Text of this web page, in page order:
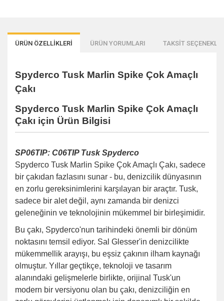
ÜRÜN ÖZELLİKLERİ ÜRÜN YORUMLARI TAKSİT
Spyderco Tusk Marlin Spike Çok Amaçlı
Çakı
Spyderco Tusk Marlin Spike Çok Amaçlı
Çakı için Ürün Bilgisi
SP06TIP: C06TIP Tusk Spyderco
Spyderco Tusk Marlin Spike Çok Amaçlı Çakı, sadece
bir çakıdan fazlasını sunar - bu, denizcilik dünyasının
en zorlu gereksinimlerini karşılayan bir araçtır. Tusk,
sadece bir alet değil, aynı zamanda bir denizci
geleneğinin ve teknolojinin mükemmel bir birleşimidir.
Bu çakı, Spyderco'nun tarihindeki önemli bir dönüm
noktasını temsil ediyor. Sal Glesser'in denizcilikte
mükemmellik arayışı, bu eşsiz çakının ilham kaynağı
olmuştur. Yıllar geçtikçe, teknoloji ve tasarım
alanındaki gelişmelerle birlikte, orijinal Tusk'un
modern bir versiyonu olan bu çakı, denizciliğin en